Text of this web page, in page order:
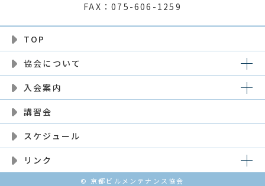
FAX：075-606-1259
TOP
協会について
入会案内
講習会
スケジュール
リンク
© 京都ビルメンテナンス協会